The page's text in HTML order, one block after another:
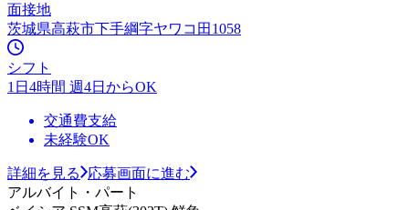
面接地
茨城県高萩市下手綱字ヤワコ田1058
シフト
1日4時間 週4日からOK
交通費支給
未経験OK
詳細を見る
応募画面に進む
アルバイト・パート